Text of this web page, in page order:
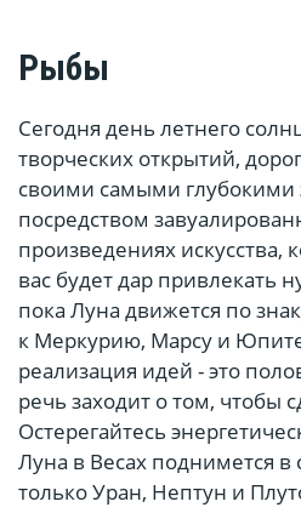
Рыбы
Сегодня день летнего
творческих открытий,
своими самыми
посредством
произведениях искусства,
вас будет дар привлекать
пока Луна движется по
к Меркурию, Марсу и
реализация идей - это
речь заходит о том, чтобы
Остерегайтесь
Луна в Весах поднимется в
только Уран, Нептун и